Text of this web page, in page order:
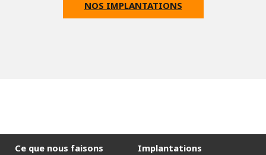
NOS IMPLANTATIONS
Ce que nous faisons Implantations